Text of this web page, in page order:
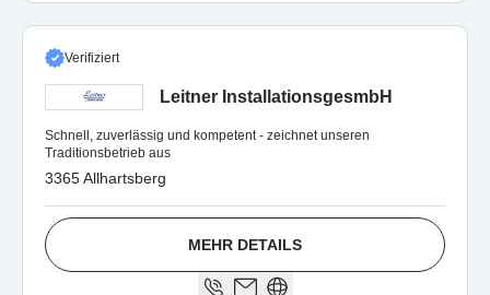
Verifiziert
Leitner InstallationsgesmbH
Schnell, zuverlässig und kompetent - zeichnet unseren
Traditionsbetrieb aus
3365 Allhartsberg
MEHR DETAILS